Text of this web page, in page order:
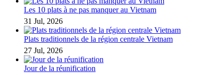
Les 10 plats à ne pas manquer au Vietnam
31 Jul, 2026
Plats traditionnels de la région centrale Vietnam
27 Jul, 2026
Jour de la réunification